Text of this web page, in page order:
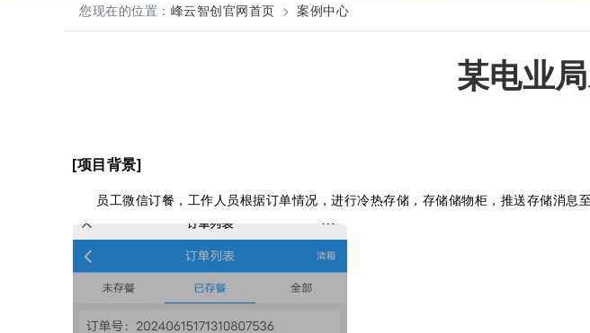
您现在的位置： 峰云智创官网首页 案例中心
某电业
[项目背景]
员工微信订餐，工作人员根据订单情况，进行冷热存储，存储储物柜，推送存储消息